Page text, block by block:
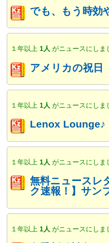
でも、もう時効
１年以上 1人 がニュースにしま
アメリカの祝日
１年以上 1人 がニュースにしま
Lenox Lounge♪
１年以上 1人 がニュースにしま
無料ニュースレ
ク速報！】サン
１年以上 1人 がニュースにしま